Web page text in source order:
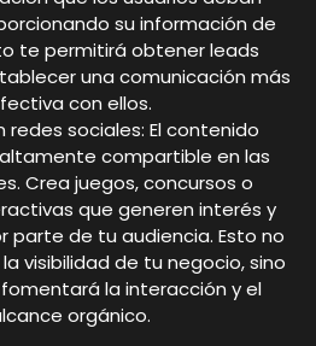
su información de
te permitirá obtener leads
una comunicación más
con ellos.
redes sociales: El contenido
compartible en las
Crea juegos, concursos o
que generen interés y
parte de tu audiencia. Esto no
visibilidad de tu negocio, sino
la interacción y el
orgánico.